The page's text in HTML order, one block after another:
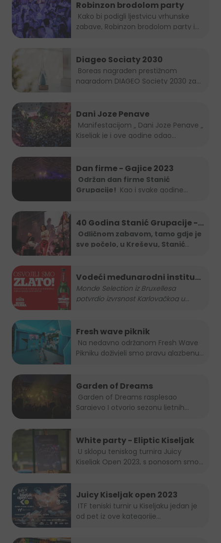
Robinzon brodolom party
zabave, Robinzon brodolom party i
Diageo Sociaty 2030
nagradom DIAGEO Society 2030 za...
Dani Joze Penave
Kiseljak je i ove godine odao...
Dan firme - Gajice 2023
Održan dan firme Stanić
Grupacije!
40 Godina Stanić Grupacije -
koncert Severine
Odličnom zabavom, tamo gdje je
sve počelo, u Kreševu, Stanić
Vodeći međunarodni institut
za kvalitetu nagradio
Karlovačko zlatnom
Monde Selection iz Bruxellesa
potvrdio izvrsnost Karlovačkog u...
Fresh wave piknik
Pikniku doživjeli smo pravu glazbenu...
Garden of Dreams
Sarajevo I otvorio sezonu ljetnih...
White party - Eliptic Kiseljak
Kiseljak Open 2023, s ponosom smo...
Juicy Kiseljak open 2023
od pet iz ove kategorije...